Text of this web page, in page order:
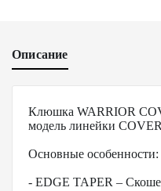
Описание
Клюшка WARRIOR
модель линейки
Основные особенности:
- EDGE TAPER –